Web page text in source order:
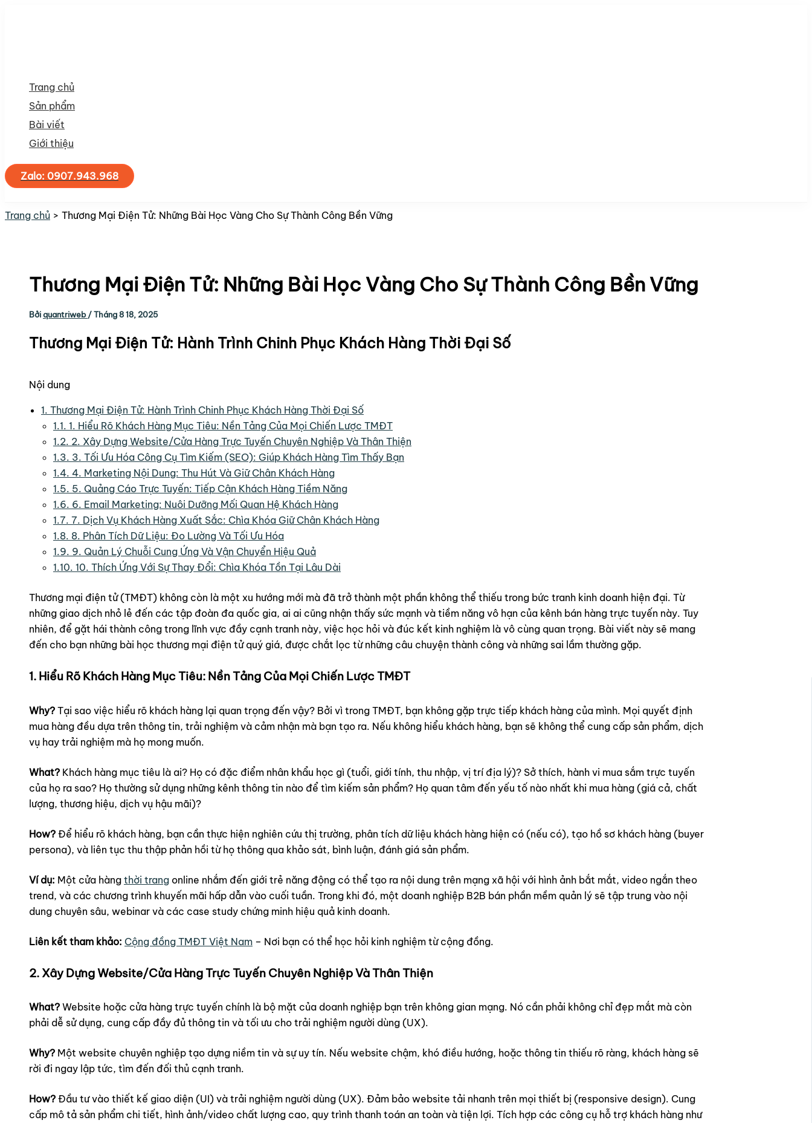
Trang chủ
Sản phẩm
Bài viết
Giới thiệu
Zalo: 0907.943.968
kiếm
Trang chủ Thương Mại Điện Tử: Những Bài Học Vàng Cho Sự Thành Công Bền Vững
Thương Mại Điện Tử: Những Bài Học Vàng Cho Sự Thành Công Bền Vững
Bởiquantriweb/Tháng 8 18, 2025
Thương Mại Điện Tử: Hành Trình Chinh Phục Khách Hàng Thời Đại Số
Nội dung
1. Thương Mại Điện Tử: Hành Trình Chinh Phục Khách Hàng Thời Đại Số
1.1. 1. Hiểu Rõ Khách Hàng Mục Tiêu: Nền Tảng Của Mọi Chiến Lược TMĐT
1.2. 2. Xây Dựng Website/Cửa Hàng Trực Tuyến Chuyên Nghiệp Và Thân Thiện
1.3. 3. Tối Ưu Hóa Công Cụ Tìm Kiếm (SEO): Giúp Khách Hàng Tìm Thấy Bạn
1.4. 4. Marketing Nội Dung: Thu Hút Và Giữ Chân Khách Hàng
1.5. 5. Quảng Cáo Trực Tuyến: Tiếp Cận Khách Hàng Tiềm Năng
1.6. 6. Email Marketing: Nuôi Dưỡng Mối Quan Hệ Khách Hàng
1.7. 7. Dịch Vụ Khách Hàng Xuất Sắc: Chìa Khóa Giữ Chân Khách Hàng
1.8. 8. Phân Tích Dữ Liệu: Đo Lường Và Tối Ưu Hóa
1.9. 9. Quản Lý Chuỗi Cung Ứng Và Vận Chuyển Hiệu Quả
1.10. 10. Thích Ứng Với Sự Thay Đổi: Chìa Khóa Tồn Tại Lâu Dài
Thương mại điện tử (TMĐT) không còn là một xu hướng mới mà đã trở thành một phần không thể thiếu trong bức tranh kinh doanh hiện đại. Từ
những giao dịch nhỏ lẻ đến các tập đoàn đa quốc gia, ai ai cũng nhận thấy sức mạnh và tiềm năng vô hạn của kênh bán hàng trực tuyến này. Tuy
nhiên, để gặt hái thành công trong lĩnh vực đầy cạnh tranh này, việc học hỏi và đúc kết kinh nghiệm là vô cùng quan trọng. Bài viết này sẽ mang
đến cho bạn những bài học thương mại điện tử quý giá, được chắt lọc từ những câu chuyện thành công và những sai lầm thường gặp.
1. Hiểu Rõ Khách Hàng Mục Tiêu: Nền Tảng Của Mọi Chiến Lược TMĐT
Why? Tại sao việc hiểu rõ khách hàng lại quan trọng đến vậy? Bởi vì trong TMĐT, bạn không gặp trực tiếp khách hàng của mình. Mọi quyết định
mua hàng đều dựa trên thông tin, trải nghiệm và cảm nhận mà bạn tạo ra. Nếu không hiểu khách hàng, bạn sẽ không thể cung cấp sản phẩm, dịch
vụ hay trải nghiệm mà họ mong muốn.
What? Khách hàng mục tiêu là ai? Họ có đặc điểm nhân khẩu học gì (tuổi, giới tính, thu nhập, vị trí địa lý)? Sở thích, hành vi mua sắm trực tuyến
của họ ra sao? Họ thường sử dụng những kênh thông tin nào để tìm kiếm sản phẩm? Họ quan tâm đến yếu tố nào nhất khi mua hàng (giá cả, chất
lượng, thương hiệu, dịch vụ hậu mãi)?
How? Để hiểu rõ khách hàng, bạn cần thực hiện nghiên cứu thị trường, phân tích dữ liệu khách hàng hiện có (nếu có), tạo hồ sơ khách hàng (buyer
persona), và liên tục thu thập phản hồi từ họ thông qua khảo sát, bình luận, đánh giá sản phẩm.
Ví dụ: Một cửa hàng thời trang online nhắm đến giới trẻ năng động có thể tạo ra nội dung trên mạng xã hội với hình ảnh bắt mắt, video ngắn theo
trend, và các chương trình khuyến mãi hấp dẫn vào cuối tuần. Trong khi đó, một doanh nghiệp B2B bán phần mềm quản lý sẽ tập trung vào nội
dung chuyên sâu, webinar và các case study chứng minh hiệu quả kinh doanh.
Liên kết tham khảo: Cộng đồng TMĐT Việt Nam – Nơi bạn có thể học hỏi kinh nghiệm từ cộng đồng.
2. Xây Dựng Website/Cửa Hàng Trực Tuyến Chuyên Nghiệp Và Thân Thiện
What? Website hoặc cửa hàng trực tuyến chính là bộ mặt của doanh nghiệp bạn trên không gian mạng. Nó cần phải không chỉ đẹp mắt mà còn
phải dễ sử dụng, cung cấp đầy đủ thông tin và tối ưu cho trải nghiệm người dùng (UX).
Why? Một website chuyên nghiệp tạo dựng niềm tin và sự uy tín. Nếu website chậm, khó điều hướng, hoặc thông tin thiếu rõ ràng, khách hàng sẽ
rời đi ngay lập tức, tìm đến đối thủ cạnh tranh.
How? Đầu tư vào thiết kế giao diện (UI) và trải nghiệm người dùng (UX). Đảm bảo website tải nhanh trên mọi thiết bị (responsive design). Cung
cấp mô tả sản phẩm chi tiết, hình ảnh/video chất lượng cao, quy trình thanh toán an toàn và tiện lợi. Tích hợp các công cụ hỗ trợ khách hàng như